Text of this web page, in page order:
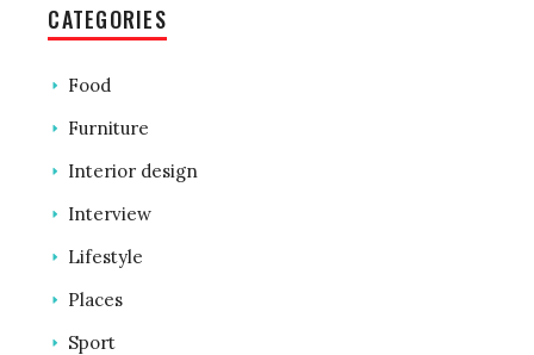
CATEGORIES
Food
Furniture
Interior design
Interview
Lifestyle
Places
Sport